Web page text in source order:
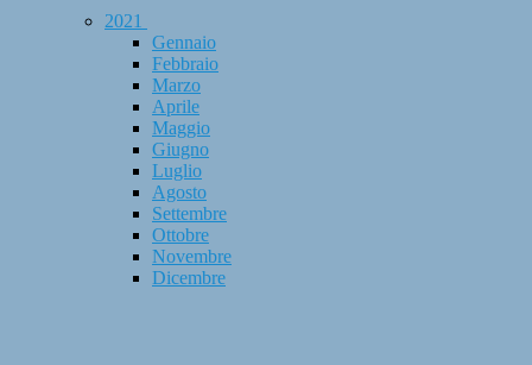
2021
Gennaio
Febbraio
Marzo
Aprile
Maggio
Giugno
Luglio
Agosto
Settembre
Ottobre
Novembre
Dicembre